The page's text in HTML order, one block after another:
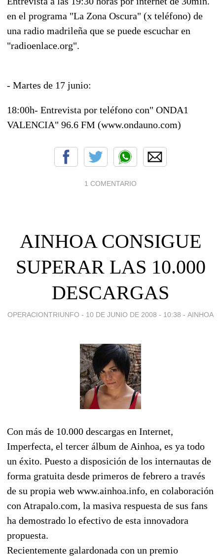
en el programa "La Zona Oscura" (x teléfono) de
una radio madrileña que se puede escuchar en
"radioenlace.org".
- Martes de 17 junio:
18:00h- Entrevista por teléfono con" ONDA1
VALENCIA" 96.6 FM (www.ondauno.com)
1 COMENTARIO
AINHOA CONSIGUE
SUPERAR LAS 10.000
DESCARGAS
OPERACIONTRIUNFO - 10 DE JUNIO DE 2008 - 10:38 - AINHOA
Con más de 10.000 descargas en Internet,
Imperfecta, el tercer álbum de Ainhoa, es ya todo
un éxito. Puesto a disposición de los internautas de
forma gratuita desde primeros de febrero a través
de su propia web www.ainhoa.info, en colaboración
con Atrapalo.com, la masiva respuesta de sus fans
ha demostrado lo efectivo de esta innovadora
propuesta.
Recientemente galardonada con un premio